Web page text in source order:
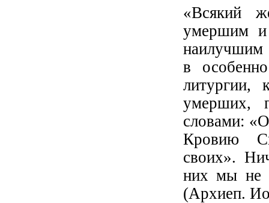
«Всякий
умершим
наилучшим
в
литургии,
умерших,
словами:
Кровию
своих».
них мы не
(Архиеп.